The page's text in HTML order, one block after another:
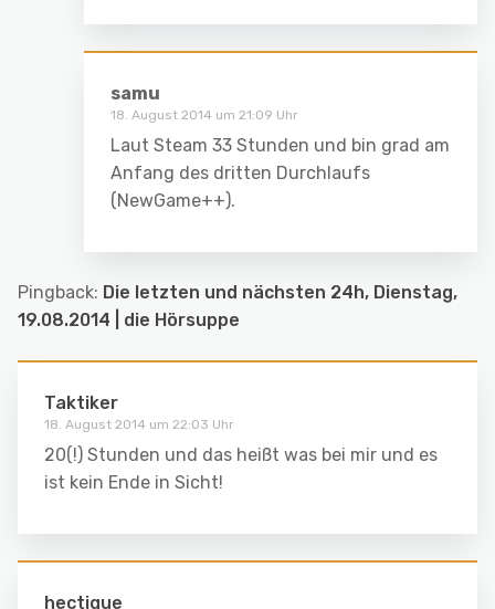
samu
18. August 2014 um 21:09 Uhr
Laut Steam 33 Stunden und bin grad am
Anfang des dritten Durchlaufs
(NewGame++).
Pingback: Die letzten und nächsten 24h, Dienstag,
19.08.2014 | die Hörsuppe
Taktiker
18. August 2014 um 22:03 Uhr
20(!) Stunden und das heißt was bei mir und es
ist kein Ende in Sicht!
hectique